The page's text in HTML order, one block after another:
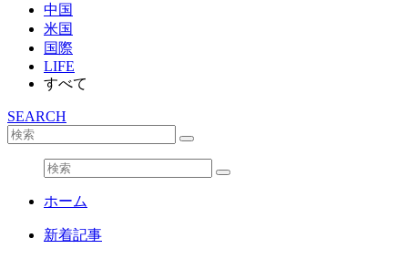
中国
米国
国際
LIFE
すべて
SEARCH
ホーム
新着記事